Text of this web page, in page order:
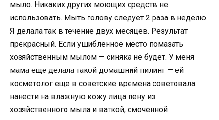
мыло. Никаких других моющих средств не
использовать. Мыть голову следует 2 раза в неделю.
Я делала так в течение двух месяцев. Результат
прекрасный. Если ушибленное место помазать
хозяйственным мылом — синяка не будет. У меня
мама еще делала такой домашний пилинг — ей
косметолог еще в советские времена советовала:
нанести на влажную кожу лица пену из
хозяйственного мыла и ваткой, смоченной